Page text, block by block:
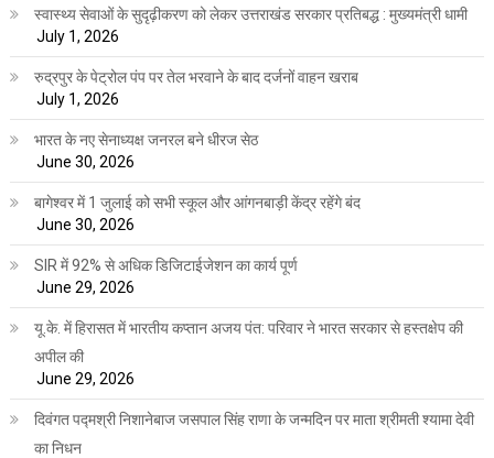
स्वास्थ्य सेवाओं के सुदृढ़ीकरण को लेकर उत्तराखंड सरकार प्रतिबद्ध : मुख्यमंत्री धामी
July 1, 2026
रुद्रपुर के पेट्रोल पंप पर तेल भरवाने के बाद दर्जनों वाहन खराब
July 1, 2026
भारत के नए सेनाध्यक्ष जनरल बने धीरज सेठ
June 30, 2026
बागेश्वर में 1 जुलाई को सभी स्कूल और आंगनबाड़ी केंद्र रहेंगे बंद
June 30, 2026
SIR में 92% से अधिक डिजिटाईजेशन का कार्य पूर्ण
June 29, 2026
यू.के. में हिरासत में भारतीय कप्तान अजय पंत: परिवार ने भारत सरकार से हस्तक्षेप की
अपील की
June 29, 2026
दिवंगत पद्मश्री निशानेबाज जसपाल सिंह राणा के जन्मदिन पर माता श्रीमती श्यामा देवी
का निधन